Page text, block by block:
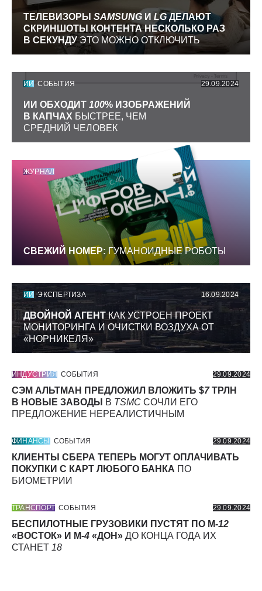
ТЕЛЕВИЗОРЫ SAMSUNG И LGДЕЛАЮТ
СКРИНШОТЫ КОНТЕНТА НЕСКОЛЬКО РАЗ
В СЕКУНДУЭТО МОЖНО ОТКЛЮЧИТЬ
ИИ СОБЫТИЯ 29.09.2024
ИИ ОБХОДИТ 100% ИЗОБРАЖЕНИЙ
В КАПЧАХ БЫСТРЕЕ, ЧЕМ
СРЕДНИЙ ЧЕЛОВЕК
ЖУРНАЛ
СВЕЖИЙ НОМЕР: ГУМАНОИДНЫЕ РОБОТЫ
ИИ ЭКСПЕРТИЗА 16.09.2024
ДВОЙНОЙ АГЕНТКАК УСТРОЕН ПРОЕКТ
МОНИТОРИНГА И ОЧИСТКИ ВОЗДУХА ОТ
«НОРНИКЕЛЯ»
ИНДУСТРИЯ СОБЫТИЯ 29.09.2024
СЭМ АЛЬТМАН ПРЕДЛОЖИЛ ВЛОЖИТЬ $7ТРЛН
В НОВЫЕ ЗАВОДЫ
В TSMC СОЧЛИ ЕГО
ПРЕДЛОЖЕНИЕ НЕРЕАЛИСТИЧНЫМ
ФИНАНСЫ СОБЫТИЯ 29.09.2024
КЛИЕНТЫ СБЕРА ТЕПЕРЬ МОГУТ ОПЛАЧИВАТЬ
ПОКУПКИ С КАРТ ЛЮБОГО БАНКА ПО
БИОМЕТРИИ
ТРАНСПОРТ СОБЫТИЯ 29.09.2024
БЕСПИЛОТНЫЕ ГРУЗОВИКИ ПУСТЯТ ПО М-12
«ВОСТОК» И М-4 «ДОН» ДО КОНЦА ГОДА ИХ
СТАНЕТ 18